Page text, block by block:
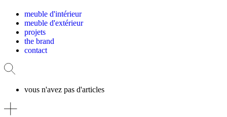
meuble d'intérieur
meuble d'extérieur
projets
the brand
contact
vous n'avez pas d'articles